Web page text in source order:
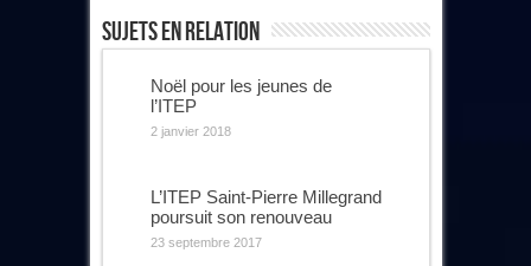
Sujets En Relation
Noël pour les jeunes de
l’ITEP
2 janvier 2018
L’ITEP Saint-Pierre Millegrand
poursuit son renouveau
23 septembre 2017